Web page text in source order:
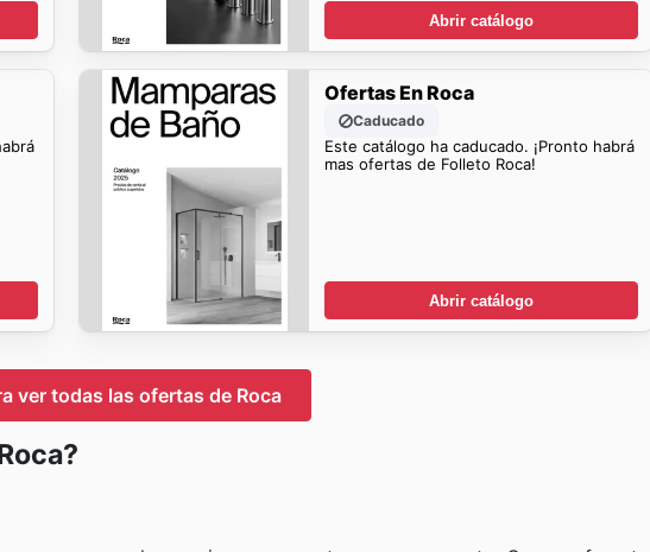
Abrir catálogo
Ofertas En Roca
Caducado
Este catálogo ha caducado. ¡Pronto habrá
mas ofertas de Folleto Roca!
Abrir catálogo
ver todas las ofertas de Roca